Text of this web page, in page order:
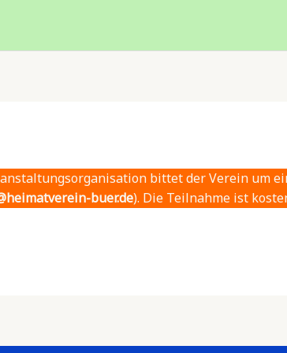
bittet der Verein um
buer.de). Die Teilnahme ist